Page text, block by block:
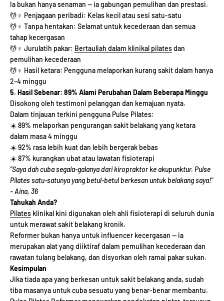
Ia bukan hanya senaman — ia gabungan pemulihan dan prestasi.
💆♀️ Penjagaan peribadi: Kelas kecil atau sesi satu-satu
💆♀️ Tanpa hentakan: Selamat untuk kecederaan dan semua
tahap kecergasan
💆♀️ Jurulatih pakar: Bertauliah dalam klinikal pilatesdan
pemulihan kecederaan
💆♀️ Hasil ketara: Pengguna melaporkan kurang sakit dalam hanya
2–4 minggu
5. Hasil Sebenar: 89% Alami Perubahan Dalam Beberapa Minggu
Disokong oleh testimoni pelanggan dan kemajuan nyata.
Dalam tinjauan terkini pengguna Pulse Pilates:
☀️ 89% melaporkan pengurangan sakit belakang yang ketara
dalam masa 4 minggu
☀️ 92% rasa lebih kuat dan lebih bergerak bebas
☀️ 87% kurangkan ubat atau lawatan fisioterapi
"Saya dah cuba segala-galanya dari kiropraktor ke akupunktur. Pulse
Pilates satu-satunya yang betul-betul berkesan untuk belakang saya!"
– Aina, 36
Tahukah Anda?
Pilates klinikal kini digunakan oleh ahli fisioterapi di seluruh dunia
untuk merawat sakit belakang kronik.
Reformer bukan hanya untuk influencer kecergasan — ia
merupakan alat yang diiktiraf dalam pemulihan kecederaan dan
rawatan tulang belakang, dan disyorkan oleh ramai pakar sukan.
Kesimpulan
Jika tiada apa yang berkesan untuk sakit belakang anda, sudah
tiba masanya untuk cuba sesuatu yang benar-benar membantu.